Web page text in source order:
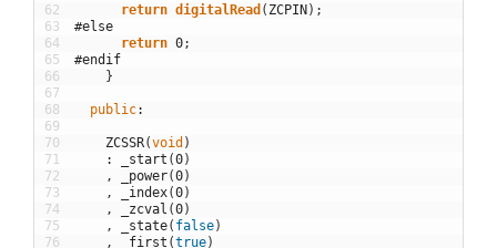
62
63
64
65
66
67
68
69
70
71
72
73
74
75
76
return digitalRead ( ZCPIN) ;
#else
return 0;
#endif
}
public:
ZCSSR(void )
:
_start (0)
,
_power(0)
,
_index(0)
,
_zcval (0)
,
_state( false)
,
_first (true)